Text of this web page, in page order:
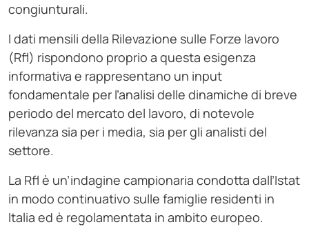
congiunturali.
I dati mensili della Rilevazione sulle Forze lavoro
(Rfl) rispondono proprio a questa esigenza
informativa e rappresentano un input
fondamentale per l’analisi delle dinamiche di breve
periodo del mercato del lavoro, di notevole
rilevanza sia per i media, sia per gli analisti del
settore.
La Rfl è un’indagine campionaria condotta dall’Istat
in modo continuativo sulle famiglie residenti in
Italia ed è regolamentata in ambito europeo.